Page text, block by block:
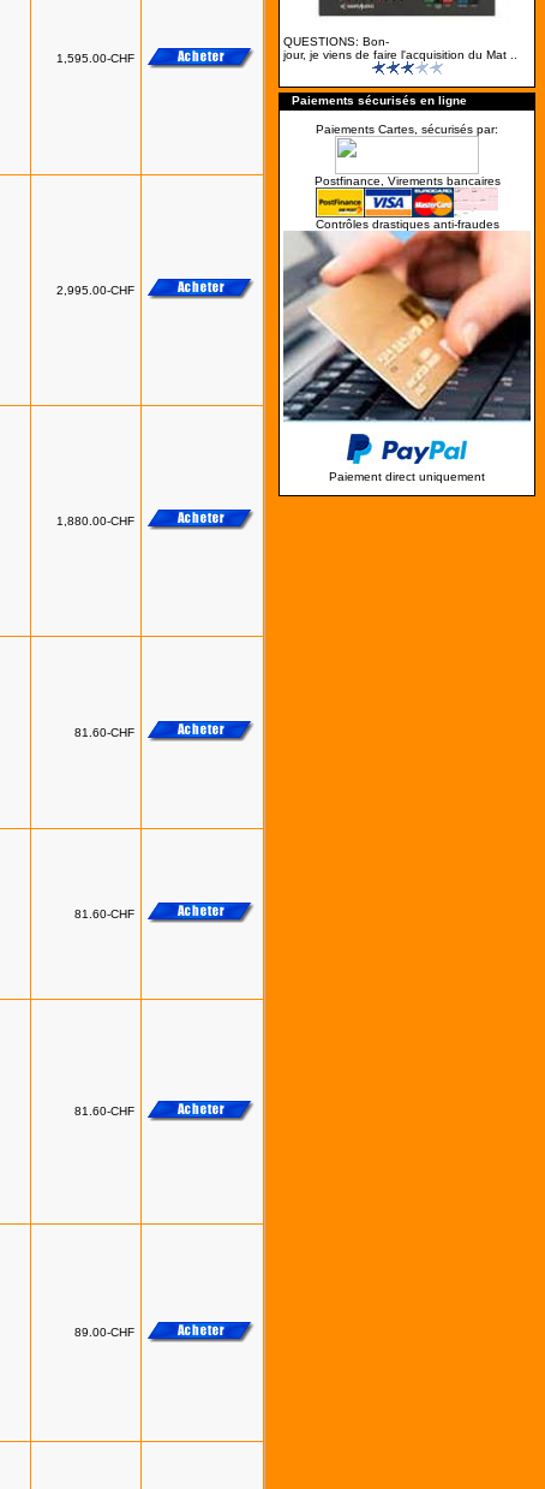
1,595.00-CHF
2,995.00-CHF
1,880.00-CHF
81.60-CHF
81.60-CHF
81.60-CHF
89.00-CHF
QUESTIONS: Bon-
jour, je viens de faire l'acquisition du Mat ..
Paiements sécurisés en ligne
Paiements Cartes, sécurisés par:
Postfinance, Virements bancaires
Contrôles drastiques anti-fraudes
Paiement direct uniquement